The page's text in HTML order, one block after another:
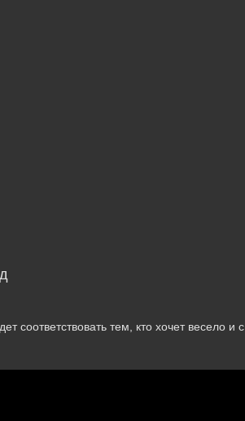
соответствовать тем, кто хочет весело и с